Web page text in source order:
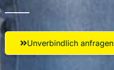
Unverbindlich anfragen